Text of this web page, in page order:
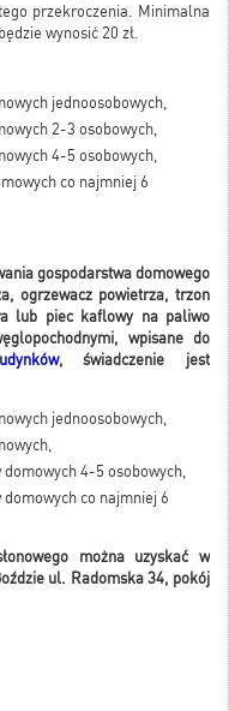
przekroczenia. Minimalna
wynosić 20 zł.
jednoosobowych,
2-3 osobowych,
4-5 osobowych,
co najmniej 6
gospodarstwa domowego
ogrzewacz powietrza, trzon
lub piec kaflowy na paliwo
wpisane do
, świadczenie jest
jednoosobowych,
4-5 osobowych,
co najmniej 6
można uzyskać w
ul. Radomska 34, pokój